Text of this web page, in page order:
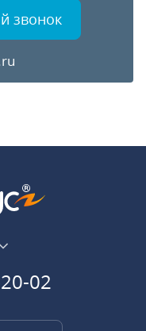
звонок
02